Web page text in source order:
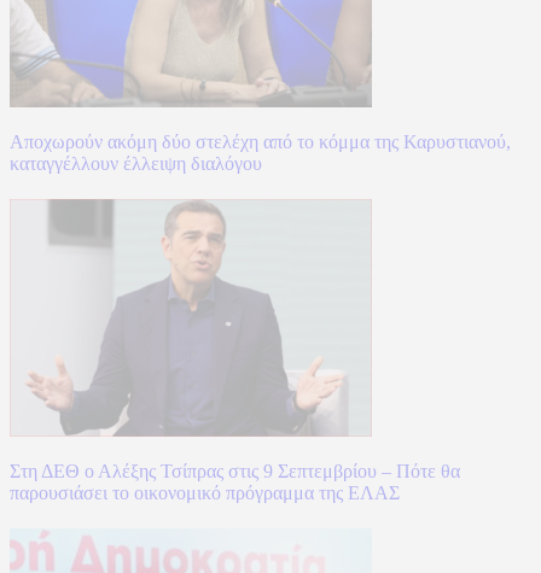
Αποχωρούν ακόμη δύο στελέχη από το κόμμα της Καρυστιανού,
καταγγέλλουν έλλειψη διαλόγου
Στη ΔΕΘ ο Αλέξης Τσίπρας στις 9 Σεπτεμβρίου – Πότε θα
παρουσιάσει το οικονομικό πρόγραμμα της ΕΛΑΣ